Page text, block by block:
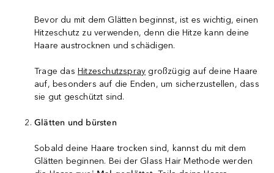
Bevor du mit dem Glätten beginnst, ist es wichtig, einen
Hitzeschutz zu verwenden, denn die Hitze kann deine
Haare austrocknen und schädigen.
Trage das Hitzeschutzspray großzügig auf deine Haare
auf, besonders auf die Enden, um sicherzustellen, dass
sie gut geschützt sind.
Glätten und bürsten
Sobald deine Haare trocken sind, kannst du mit dem
Glätten beginnen. Bei der Glass Hair Methode werden